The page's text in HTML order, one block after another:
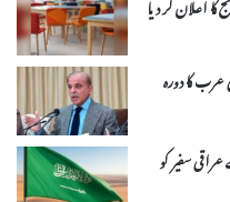
میں سعودی عرب کا دورہ
سفیر کو